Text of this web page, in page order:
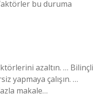
bu duruma
azaltın. … Bilinçli
yapmaya çalışın. …
makale…